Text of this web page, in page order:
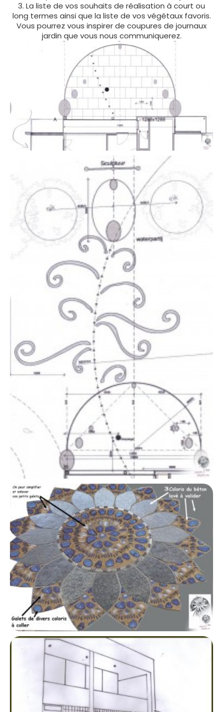
3. La liste de vos souhaits de réalisation à court ou
long termes ainsi que la liste de vos végétaux favoris.
Vous pourrez vous inspirer de coupures de journaux
jardin que vous nous communiquerez.